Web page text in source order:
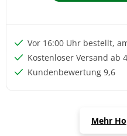
Vor 16:00 Uhr bestellt,
Kostenloser Versand ab
Kundenbewertung 9,6
Mehr